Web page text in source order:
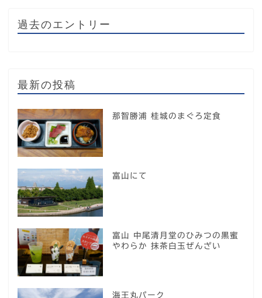
過去のエントリー
最新の投稿
那智勝浦 桂城のまぐろ定食
富山にて
富山 中尾清月堂のひみつの黒蜜
やわらか 抹茶白玉ぜんざい
海王丸パーク